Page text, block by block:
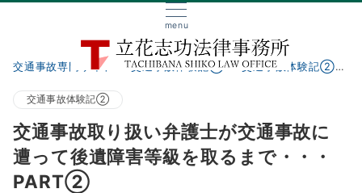
menu
交通事故専門サイト 交通事故体験記① 交通事故体験記②
交通事故体験記②
交通事故取り扱い弁護士が交通事故に
遭って後遺障害等級を取るまで・・・
PART②